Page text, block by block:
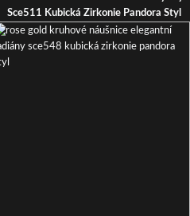
Sce511 Kubická Zirkonie Pandora Styl